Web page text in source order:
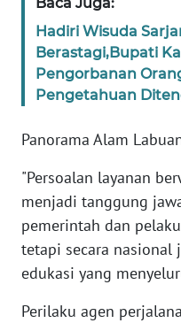
Hadiri Wisuda
Berastagi,Bupati
Pengorbanan
Pengetahuan
Panorama Alam
"Persoalan layanan
menjadi tanggung
pemerintah dan
tetapi secara nasional
edukasi yang
Perilaku agen
WN
NTT
WN
KEPRI
WN
WN
PAPUA
RIAU